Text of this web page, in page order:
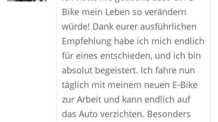
Bike mein Leben so verändern
würde! Dank eurer ausführlichen
Empfehlung habe ich mich endlich
für eines entschieden, und ich bin
absolut begeistert. Ich fahre nun
täglich mit meinem neuen E-Bike
zur Arbeit und kann endlich auf
das Auto verzichten. Besonders